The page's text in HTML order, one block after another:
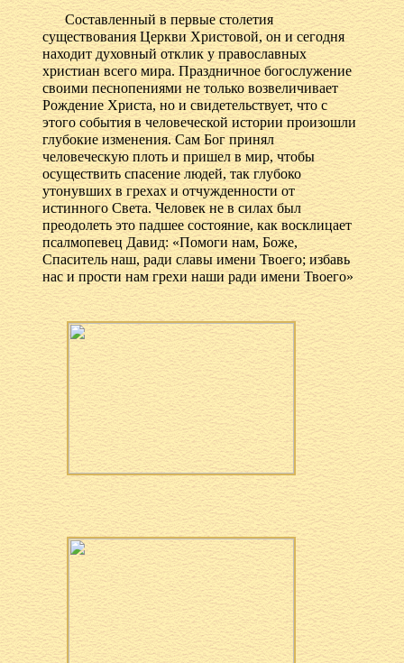
Составленный в первые столетия
существования Церкви Христовой, он и сегодня
находит духовный отклик у православных
христиан всего мира. Праздничное богослужение
своими песнопениями не только возвеличивает
Рождение Христа, но и свидетельствует, что с
этого события в человеческой истории произошли
глубокие изменения. Сам Бог принял
человеческую плоть и пришел в мир, чтобы
осуществить спасение людей, так глубоко
утонувших в грехах и отчужденности от
истинного Света. Человек не в силах был
преодолеть это падшее состояние, как восклицает
псалмопевец Давид: «Помоги нам, Боже,
Спаситель наш, ради славы имени Твоего; избавь
нас и прости нам грехи наши ради имени Твоего»